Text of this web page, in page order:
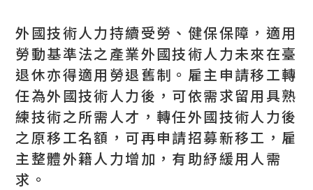
外國技術人力持續受勞、健保保障，適用
勞動基準法之產業外國技術人力未來在臺
退休亦得適用勞退舊制。雇主申請移工轉
任為外國技術人力後，可依需求留用具熟
練技術之所需人才，轉任外國技術人力後
之原移工名額，可再申請招募新移工，雇
主整體外籍人力增加，有助紓緩用人需
求。